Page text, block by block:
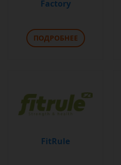
Factory
ПОДРОБНЕЕ
FitRule